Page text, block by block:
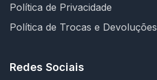
Política de Privacidade
Política de Trocas e Devoluções
Redes Sociais